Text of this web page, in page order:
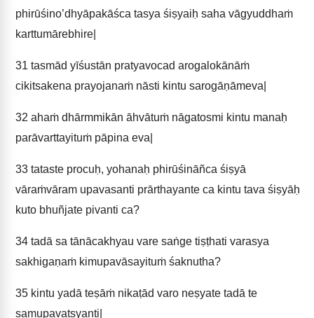
phirūśino’dhyāpakāśca tasya śiṣyaiḥ saha vāgyuddhaṁ
karttumārebhire|
31 tasmād yīśustān pratyavocad arogalokānāṁ
cikitsakena prayojanaṁ nāsti kintu sarogāṇāmeva|
32 ahaṁ dhārmmikān āhvātuṁ nāgatosmi kintu manaḥ
parāvarttayituṁ pāpina eva|
33 tataste procuḥ, yohanaḥ phirūśināñca śiṣyā
vāraṁvāram upavasanti prārthayante ca kintu tava śiṣyāḥ
kuto bhuñjate pivanti ca?
34 tadā sa tānācakhyau vare saṅge tiṣṭhati varasya
sakhigaṇaṁ kimupavāsayituṁ śaknutha?
35 kintu yadā teṣāṁ nikaṭād varo neṣyate tadā te
samupavatsyanti|